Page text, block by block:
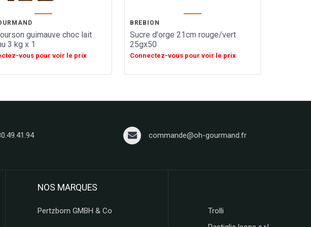
guimauve choc lait
3 kg x 1
vous pour voir le prix
BREBION
Sucre d'orge 21cm rouge/vert
25gx50
Connectez-vous pour voir le prix
commande@oh-gourmand.fr
NOS MARQUES
Pertzborn GMBH & Co
Trolli